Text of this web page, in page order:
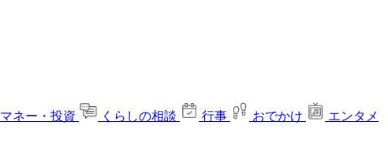
マネー・投資 くらしの相談 行事 おでかけ
エンタメ